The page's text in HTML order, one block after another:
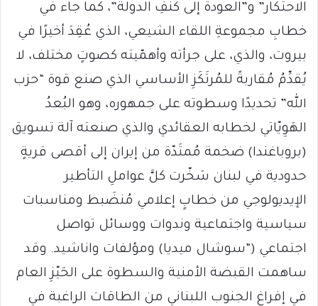
الاحتكار” و”العودة إلى كنفِ الدولة”، كما جاء في
خطابِ مجموعةِ اللقاء الشيعي، الذي عُقِدَ أخيرًا في
بيروت، والذي، على جرأته وأهمّيته كصوتٍ مختلف، لا
يُقدِّمُ مُقاربةً للمُرتَكَزِ الأساسي الذي صنع قوة “حزب
الله” تحديدًا وسطوته على جمهوره، وهو البُعدُ
الهَوِيّاتي لخطابه العقائدي والذي صنعته آلة تسويق
(بروباغندا) ضخمة مُمتَدّة من إيران إلى أقصى قريةٍ
حدودية في لبنان سَخّرت كلَّ عواملِ التأطير
الإيديولوجي من خطابٍ إعلامي مُنضَبط ومناسبات
سياسية واجتماعية وندوات ووسائل تواصل
اجتماعي (“سوشال ميديا) ومؤلفات واناشيد. وقد
ساهمت القبضة الأمنية والسطوة على الحَيّزِ العام
في إفراغ الجنوب اللبناني من الطاقات الراغبة في